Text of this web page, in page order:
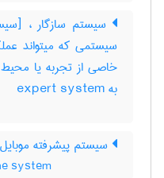
سیستم سازگار ،
سیستمی که میتواند
خاصی از تجربه یا محیط
به ‎ expert system
سیستم پیشرفته
system